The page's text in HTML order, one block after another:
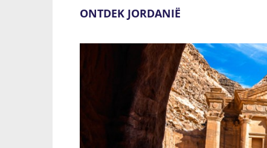
ONTDEK JORDANIË